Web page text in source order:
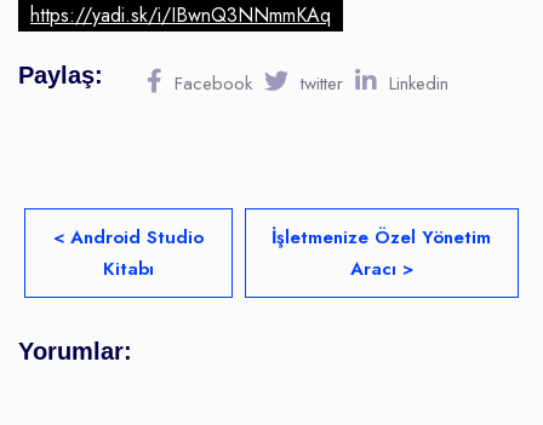
https://yadi.sk/i/IBwnQ3NNmmKAq
Paylaş: Facebook twitter Linkedin
< Android Studio
Kitabı
İşletmenize Özel Yönetim
Aracı >
Yorumlar: